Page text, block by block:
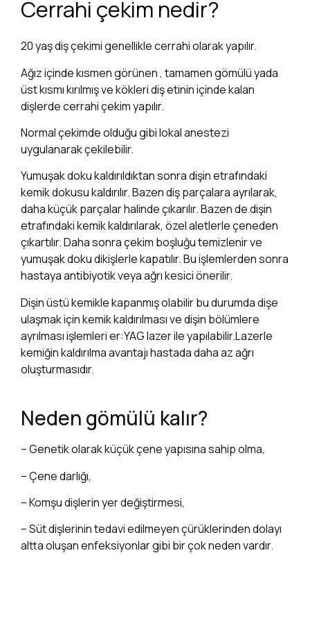
Cerrahi çekim nedir?
20 yaş diş çekimi genellikle cerrahi olarak yapılır.
Ağız içinde kısmen görünen , tamamen gömülü yada
üst kısmı kırılmış ve kökleri diş etinin içinde kalan
dişlerde cerrahi çekim yapılır.
Normal çekimde olduğu gibi lokal anestezi
uygulanarak çekilebilir.
Yumuşak doku kaldırıldıktan sonra dişin etrafındaki
kemik dokusu kaldırılır. Bazen diş parçalara ayrılarak,
daha küçük parçalar halinde çıkarılır. Bazen de dişin
etrafındaki kemik kaldırılarak, özel aletlerle çeneden
çıkartılır. Daha sonra çekim boşluğu temizlenir ve
yumuşak doku dikişlerle kapatılır. Bu işlemlerden sonra
hastaya antibiyotik veya ağrı kesici önerilir.
Dişin üstü kemikle kapanmış olabilir bu durumda dişe
ulaşmak için kemik kaldırılması ve dişin bölümlere
ayrılması işlemleri er:YAG lazer ile yapılabilir.Lazerle
kemiğin kaldırılma avantajı hastada daha az ağrı
oluşturmasıdır.
Neden gömülü kalır?
– Genetik olarak küçük çene yapısına sahip olma,
– Çene darlığı,
– Komşu dişlerin yer değiştirmesi,
– Süt dişlerinin tedavi edilmeyen çürüklerinden dolayı
altta oluşan enfeksiyonlar gibi bir çok neden vardır.